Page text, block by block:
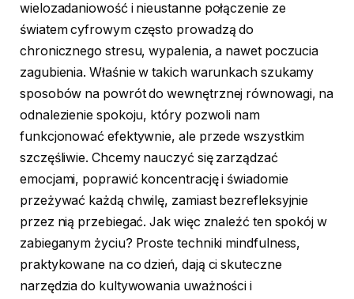
wielozadaniowość i nieustanne połączenie ze
światem cyfrowym często prowadzą do
chronicznego stresu, wypalenia, a nawet poczucia
zagubienia. Właśnie w takich warunkach szukamy
sposobów na powrót do wewnętrznej równowagi, na
odnalezienie spokoju, który pozwoli nam
funkcjonować efektywnie, ale przede wszystkim
szczęśliwie. Chcemy nauczyć się zarządzać
emocjami, poprawić koncentrację i świadomie
przeżywać każdą chwilę, zamiast bezrefleksyjnie
przez nią przebiegać. Jak więc znaleźć ten spokój w
zabieganym życiu? Proste techniki mindfulness,
praktykowane na co dzień, dają ci skuteczne
narzędzia do kultywowania uważności i